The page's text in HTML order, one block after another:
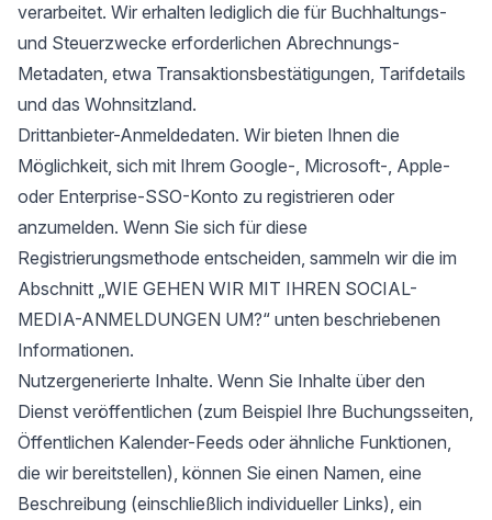
verarbeitet. Wir erhalten lediglich die für Buchhaltungs-
und Steuerzwecke erforderlichen Abrechnungs-
Metadaten, etwa Transaktionsbestätigungen, Tarifdetails
und das Wohnsitzland.
Drittanbieter-Anmeldedaten. Wir bieten Ihnen die
Möglichkeit, sich mit Ihrem Google-, Microsoft-, Apple-
oder Enterprise-SSO-Konto zu registrieren oder
anzumelden. Wenn Sie sich für diese
Registrierungsmethode entscheiden, sammeln wir die im
Abschnitt „WIE GEHEN WIR MIT IHREN SOCIAL-
MEDIA-ANMELDUNGEN UM?“ unten beschriebenen
Informationen.
Nutzergenerierte Inhalte. Wenn Sie Inhalte über den
Dienst veröffentlichen (zum Beispiel Ihre Buchungsseiten,
Öffentlichen Kalender-Feeds oder ähnliche Funktionen,
die wir bereitstellen), können Sie einen Namen, eine
Beschreibung (einschließlich individueller Links), ein